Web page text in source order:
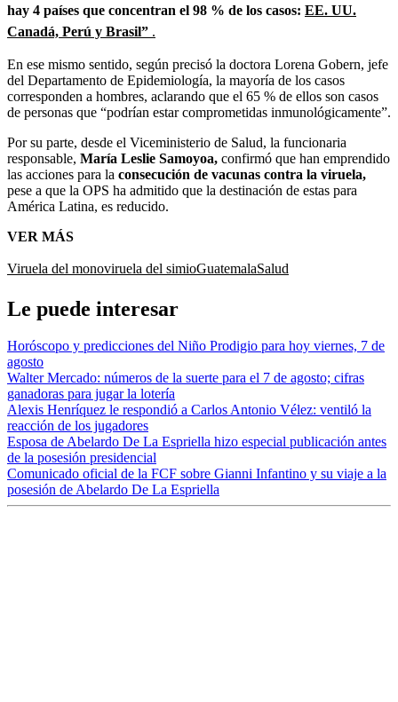
hay 4 países que concentran el 98 % de los casos: EE. UU.
Canadá, Perú y Brasil” .
En ese mismo sentido, según precisó la doctora Lorena Gobern, jefe
del Departamento de Epidemiología, la mayoría de los casos
corresponden a hombres, aclarando que el 65 % de ellos son casos
de personas que “podrían estar comprometidas inmunológicamente”.
Por su parte, desde el Viceministerio de Salud, la funcionaria
responsable, María Leslie Samoyoa, confirmó que han emprendido
las acciones para la consecución de vacunas contra la viruela,
pese a que la OPS ha admitido que la destinación de estas para
América Latina, es reducido.
VER MÁS
Viruela del monoviruela del simioGuatemalaSalud
Le puede interesar
Horóscopo y predicciones del Niño Prodigio para hoy viernes, 7 de
agosto
Walter Mercado: números de la suerte para el 7 de agosto; cifras
ganadoras para jugar la lotería
Alexis Henríquez le respondió a Carlos Antonio Vélez: ventiló la
reacción de los jugadores
Esposa de Abelardo De La Espriella hizo especial publicación antes
de la posesión presidencial
Comunicado oficial de la FCF sobre Gianni Infantino y su viaje a la
posesión de Abelardo De La Espriella